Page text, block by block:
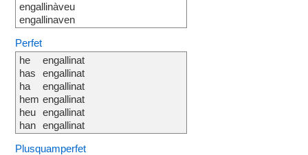
engallinàveu
engallinaven
Perfet
he
has
ha
hem
heu
han
engallinat
engallinat
engallinat
engallinat
engallinat
engallinat
Plusquamperfet